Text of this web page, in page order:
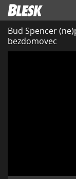
Bud Spencer
bezdomovec